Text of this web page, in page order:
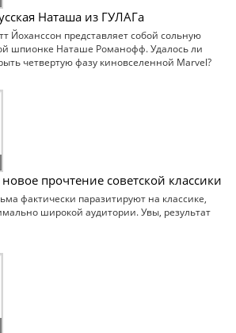
Наташа из ГУЛАГа
Йоханссон представляет собой сольную
шпионке Наташе Романофф. Удалось ли
четвертую фазу киновселенной Marvel?
прочтение советской классики
фактически паразитируют на классике,
широкой аудитории. Увы, результат